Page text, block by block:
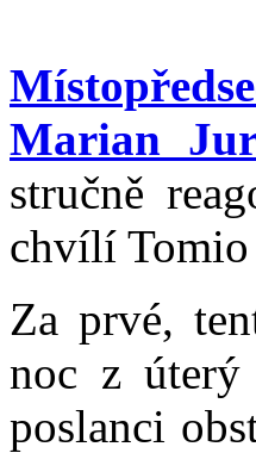
Marian
stručně
chvílí Tomio
Za prvé,
noc z
poslanci